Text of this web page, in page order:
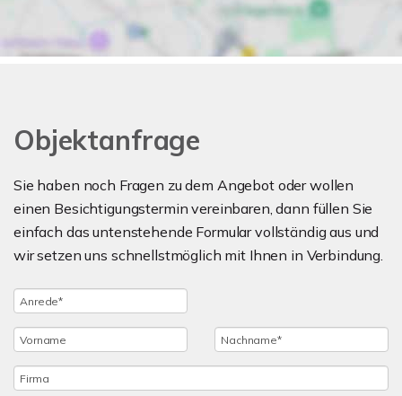
Objektanfrage
Sie haben noch Fragen zu dem Angebot oder wollen
einen Besichtigungstermin vereinbaren, dann füllen Sie
einfach das untenstehende Formular vollständig aus und
wir setzen uns schnellstmöglich mit Ihnen in Verbindung.